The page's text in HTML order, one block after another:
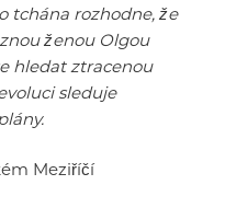
tchána rozhodne, že
ženou Olgou
hledat ztracenou
sleduje
Meziříčí